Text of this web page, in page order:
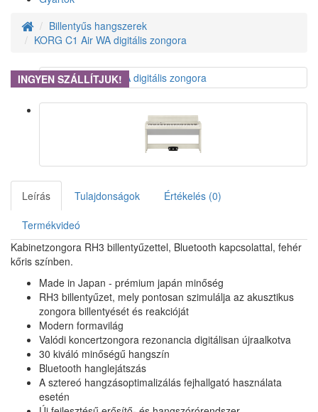
Billentyűs hangszerek
KORG C1 Air WA digitális zongora
INGYEN SZÁLLÍTJUK!
Leírás Tulajdonságok Értékelés (0)
Termékvideó
Kabinetzongora RH3 billentyűzettel, Bluetooth kapcsolattal, fehér
kőris színben.
Made in Japan - prémium japán minőség
RH3 billentyűzet, mely pontosan szimulálja az akusztikus
zongora billentyését és reakcióját
Modern formavilág
Valódi koncertzongora rezonancia digitálisan újraalkotva
30 kiváló minőségű hangszín
Bluetooth hanglejátszás
A sztereó hangzásoptimalizálás fejhallgató használata
esetén